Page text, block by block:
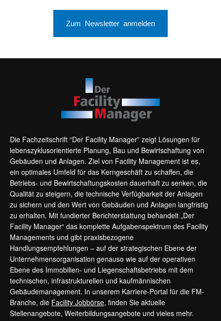
Zum Newsletter anmelden
Die Fachzeitschrift “Der Facility Manager” zeigt Lösungen für
lebenszyklusorientierte Planung, Bau und Bewirtschaftung von
Gebäuden und Anlagen. Ziel von Facility Management ist es,
ein optimales Umfeld für das Kerngeschäft zu schaffen, die
Betriebs- und Bewirtschaftungskosten dauerhaft zu senken, die
Qualität zu steigern, die technische Verfügbarkeit der Anlagen
zu sichern und den Wert von Gebäuden und Anlagen langfristig
zu erhalten. Mit fundierter Berichterstattung behandelt „Der
Facility Manager“ das komplette Aufgabenspektrum des Facility
Managements und gibt praxisbezogene
Handlungsempfehlungen – auf der strategischen Ebene der
Unternehmensorganisation genauso wie auf der operativen
Ebene des Immobilien- und Liegenschaftsbetriebs mit dem
technischen, infrastrukturellen und kaufmännischen
Gebäudemanagement. In unserem Karriere-Portal für die FM-
Branche, die Facility Jobbörse, finden Sie aktuelle
Stellenangebote, Weiterbildungsangebote und vieles mehr.